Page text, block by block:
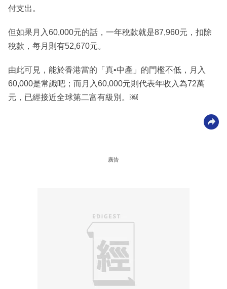
付支出。
但如果月入60,000元的話，一年稅款就是87,960元，扣除
稅款，每月則有52,670元。
由此可見，能於香港當的「真•中產」的門檻不低，月入
60,000是常識吧；而月入60,000元則代表年收入為72萬
元，已經接近全球第二富有級別。￼
廣告